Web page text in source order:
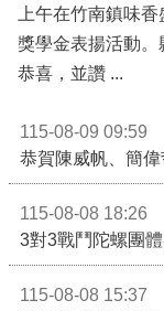
上午在竹南鎮味
獎學金表揚活動
恭喜，並讚 ...
115-08-09 09:59
恭賀陳威帆、簡
115-08-08 18:26
115-08-08 15:37